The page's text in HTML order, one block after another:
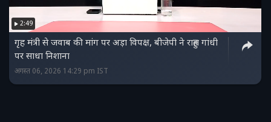
2:49
गृह मंत्री से जवाब की मांग पर अड़ा विपक्ष, बीजेपी ने राहुल गांधी
पर साधा निशाना
अगस्त 06, 2026 14:29 pm IST